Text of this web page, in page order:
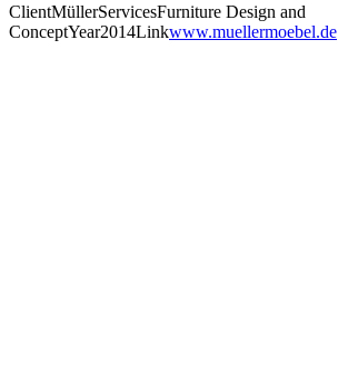
ClientMüllerServicesFurniture Design and
ConceptYear2014Linkwww.muellermoebel.de